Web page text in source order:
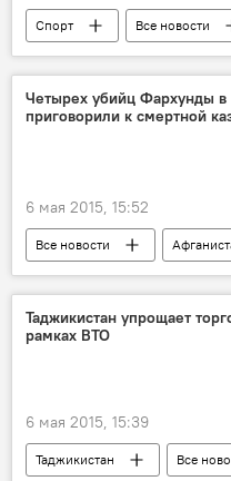
Спорт
Все новости
рукопашный бой
Таджикистан
Новости Худжанда и
Четырех убийц Фархунды в
приговорили к смертной
6 мая 2015, 15:52
Все новости
Фархунда
убийство
смерть
Таджикистан упрощает
рамках ВТО
6 мая 2015, 15:39
Таджикистан
Все